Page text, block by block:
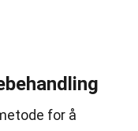
for å